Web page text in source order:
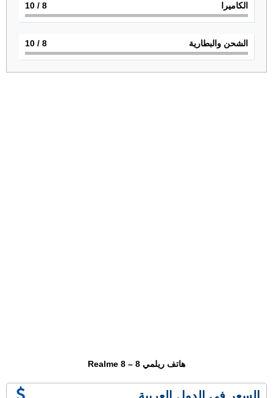
الكاميرا 8
/ 10
الشحن والبطارية 8
/ 10
هاتف ريلمي 8 – Realme 8